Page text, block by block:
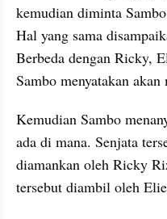
kemudian diminta
Hal yang sama
Berbeda dengan Ricky,
Sambo menyatakan
Kemudian Sambo
ada di mana. Senjata
diamankan oleh Ricky
tersebut diambil oleh